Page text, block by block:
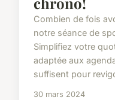
Combien de fois
notre séance de
Simplifiez votre
adaptée aux
suffisent pour
30 mars 2024